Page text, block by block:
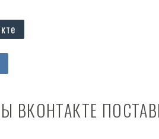
ВКОНТАКТЕ